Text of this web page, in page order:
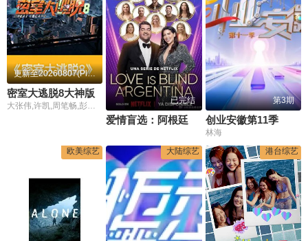
更新至20260807(Plus版)
密室大逃脱8大神版
大张伟,许凯,周笔畅,彭昱畅,张真源
已完结 第3期
创业安徽第11季
林海
欧美综艺
大陆综艺 港台综艺